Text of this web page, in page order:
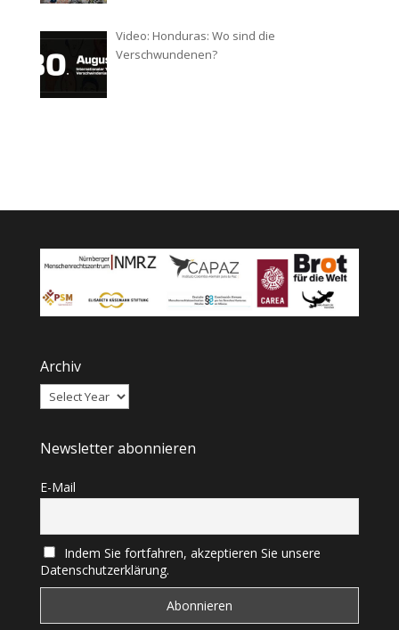
Video: Honduras: Wo sind die
Verschwundenen?
Archiv
Newsletter abonnieren
E-Mail
Indem Sie fortfahren, akzeptieren Sie unsere
Datenschutzerklärung.